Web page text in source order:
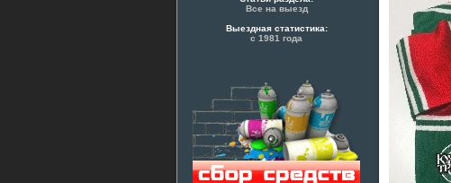
Все на выезд
Выездная статистика:
с 1981 года